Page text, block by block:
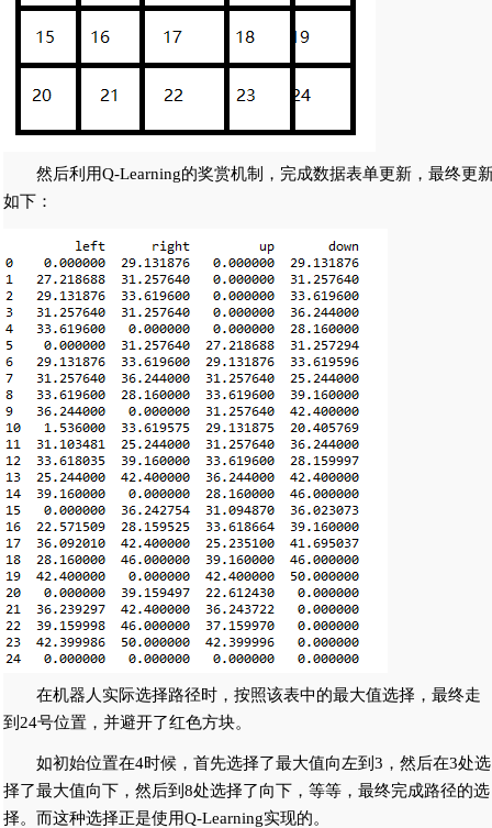
然后利用Q-Learning的奖赏机制，完成数据表单更新，最终更
如下：
在机器人实际选择路径时，按照该表中的最大值选择，最终走
到24号位置，并避开了红色方块。
如初始位置在4时候，首先选择了最大值向左到3，然后在3处选
择了最大值向下，然后到8处选择了向下，等等，最终完成路径的选
择。而这种选择正是使用Q-Learning实现的。